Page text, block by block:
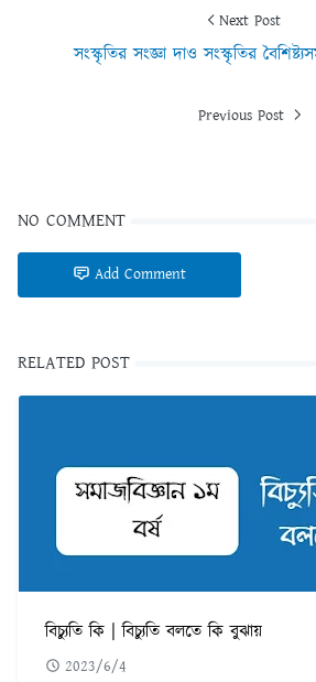
Next Post
সংস্কৃতির সংজ্ঞা দাও সংস্কৃতির
Previous Post
NO COMMENT
Add Comment
RELATED POST
বিচ্যুতি কি | বিচ্যুতি বলতে কি বুঝায়
2023/6/4